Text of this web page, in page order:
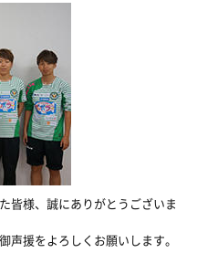
皆様、誠にありがとうございま
声援をよろしくお願いします。